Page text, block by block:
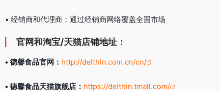
• 经销商和代理商：通过经销商网络覆盖全国市场
官网和淘宝/天猫店铺地址：
• 德馨食品官网： http://delthin.com.cn/cn/
• 德馨食品天猫旗舰店： https://delthin.tmall.com/